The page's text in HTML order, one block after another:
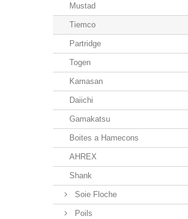
Mustad
Tiemco
Partridge
Togen
Kamasan
Daiichi
Gamakatsu
Boites a Hamecons
AHREX
Shank
Soie Floche
Poils